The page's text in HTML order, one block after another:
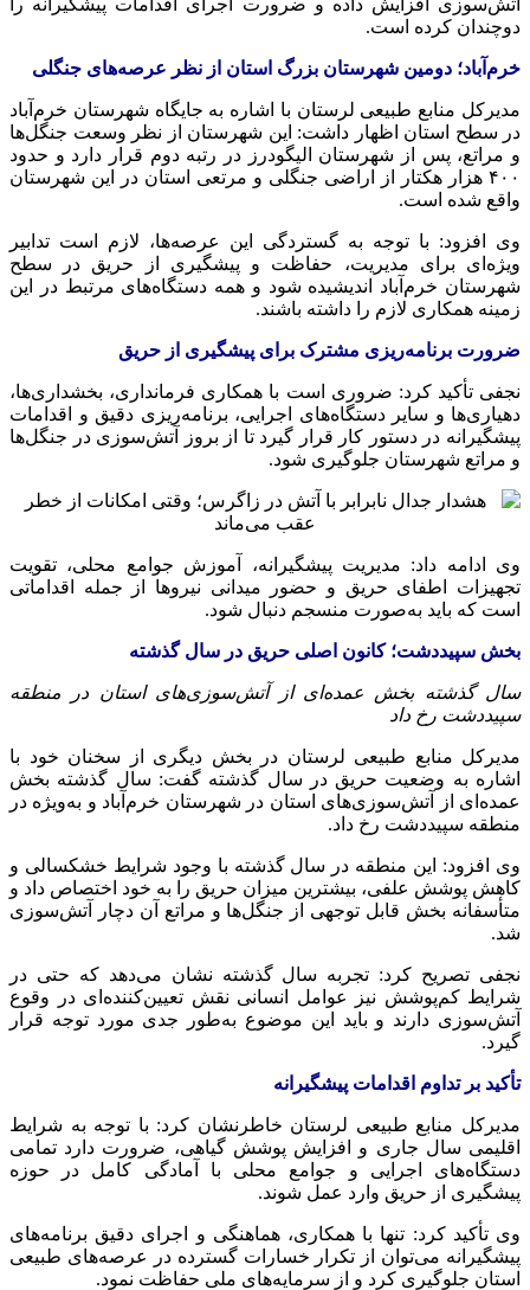
دوچندان کرده است.
خرم‌آباد؛ دومین شهرستان بزرگ استان از نظر عرصه‌های جنگلی
مدیرکل منابع طبیعی لرستان با اشاره به جایگاه شهرستان خرم‌آباد
در سطح استان اظهار داشت: این شهرستان از نظر وسعت جنگل‌ها
و مراتع، پس از شهرستان الیگودرز در رتبه دوم قرار دارد و حدود
۴۰۰ هزار هکتار از اراضی جنگلی و مرتعی استان در این شهرستان
واقع شده است.
وی افزود: با توجه به گستردگی این عرصه‌ها، لازم است تدابیر
ویژه‌ای برای مدیریت، حفاظت و پیشگیری از حریق در سطح
شهرستان خرم‌آباد اندیشیده شود و همه دستگاه‌های مرتبط در این
زمینه همکاری لازم را داشته باشند.
ضرورت برنامه‌ریزی مشترک برای پیشگیری از حریق
نجفی تأکید کرد: ضروری است با همکاری فرمانداری، بخشداری‌ها،
دهیاری‌ها و سایر دستگاه‌های اجرایی، برنامه‌ریزی دقیق و اقدامات
پیشگیرانه در دستور کار قرار گیرد تا از بروز آتش‌سوزی در جنگل‌ها
و مراتع شهرستان جلوگیری شود.
وی ادامه داد: مدیریت پیشگیرانه، آموزش جوامع محلی، تقویت
تجهیزات اطفای حریق و حضور میدانی نیروها از جمله اقداماتی
است که باید به‌صورت منسجم دنبال شود.
بخش سپیددشت؛ کانون اصلی حریق در سال گذشته
سال گذشته بخش عمده‌ای از آتش‌سوزی‌های استان در منطقه
سپیددشت رخ داد
مدیرکل منابع طبیعی لرستان در بخش دیگری از سخنان خود با
اشاره به وضعیت حریق در سال گذشته گفت: سال گذشته بخش
عمده‌ای از آتش‌سوزی‌های استان در شهرستان خرم‌آباد و به‌ویژه در
منطقه سپیددشت رخ داد.
وی افزود: این منطقه در سال گذشته با وجود شرایط خشکسالی و
کاهش پوشش علفی، بیشترین میزان حریق را به خود اختصاص داد و
متأسفانه بخش قابل توجهی از جنگل‌ها و مراتع آن دچار آتش‌سوزی
شد.
نجفی تصریح کرد: تجربه سال گذشته نشان می‌دهد که حتی در
شرایط کم‌پوشش نیز عوامل انسانی نقش تعیین‌کننده‌ای در وقوع
آتش‌سوزی دارند و باید این موضوع به‌طور جدی مورد توجه قرار
گیرد.
تأکید بر تداوم اقدامات پیشگیرانه
مدیرکل منابع طبیعی لرستان خاطرنشان کرد: با توجه به شرایط
اقلیمی سال جاری و افزایش پوشش گیاهی، ضرورت دارد تمامی
دستگاه‌های اجرایی و جوامع محلی با آمادگی کامل در حوزه
پیشگیری از حریق وارد عمل شوند.
وی تأکید کرد: تنها با همکاری، هماهنگی و اجرای دقیق برنامه‌های
پیشگیرانه می‌توان از تکرار خسارات گسترده در عرصه‌های طبیعی
استان جلوگیری کرد و از سرمایه‌های ملی حفاظت نمود.